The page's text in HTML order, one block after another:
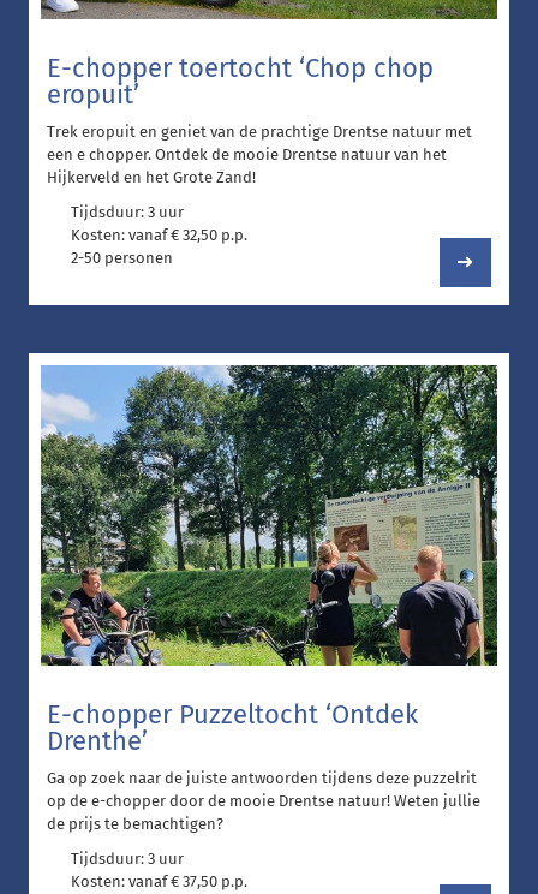
E-chopper toertocht ‘Chop chop
eropuit’
Trek eropuit en geniet van de prachtige Drentse natuur met
een e chopper. Ontdek de mooie Drentse natuur van het
Hijkerveld en het Grote Zand!
Tijdsduur: 3 uur
Kosten: vanaf € 32,50 p.p.
2-50 personen
E-chopper Puzzeltocht ‘Ontdek
Drenthe’
Ga op zoek naar de juiste antwoorden tijdens deze puzzelrit
op de e-chopper door de mooie Drentse natuur! Weten jullie
de prijs te bemachtigen?
Tijdsduur: 3 uur
Kosten: vanaf € 37,50 p.p.